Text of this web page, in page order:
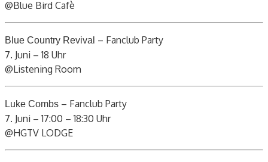
@Blue Bird Cafè
Blue Country Revival – Fanclub Party
7. Juni – 18 Uhr
@Listening Room
Luke Combs – Fanclub Party
7. Juni – 17:00 – 18:30 Uhr
@HGTV LODGE